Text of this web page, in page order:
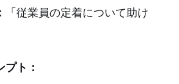
「従業員の定着について助け
ト：